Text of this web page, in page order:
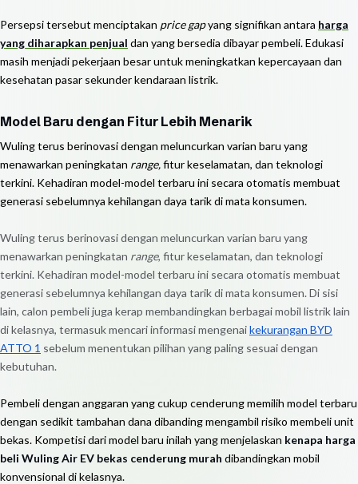
Persepsi tersebut menciptakan price gapyang signifikan antara harga
yang diharapkan penjual dan yang bersedia dibayar pembeli. Edukasi
masih menjadi pekerjaan besar untuk meningkatkan kepercayaan dan
kesehatan pasar sekunder kendaraan listrik.
Model Baru dengan Fitur Lebih Menarik
Wuling terus berinovasi dengan meluncurkan varian baru yang
menawarkan peningkatan range,fitur keselamatan, dan teknologi
terkini. Kehadiran model-model terbaru ini secara otomatis membuat
generasi sebelumnya kehilangan daya tarik di mata konsumen.
Wuling terus berinovasi dengan meluncurkan varian baru yang
menawarkan peningkatan range, fitur keselamatan, dan teknologi
terkini. Kehadiran model-model terbaru ini secara otomatis membuat
generasi sebelumnya kehilangan daya tarik di mata konsumen. Di sisi
lain, calon pembeli juga kerap membandingkan berbagai mobil listrik lain
di kelasnya, termasuk mencari informasi mengenaikekurangan BYD
ATTO 1 sebelum menentukan pilihan yang paling sesuai dengan
kebutuhan.
Pembeli dengan anggaran yang cukup cenderung memilih model terbaru
dengan sedikit tambahan dana dibanding mengambil risiko membeli unit
bekas. Kompetisi dari model baru inilah yang menjelaskan kenapa harga
beli Wuling Air EV bekas cenderung murah dibandingkan mobil
konvensional di kelasnya.